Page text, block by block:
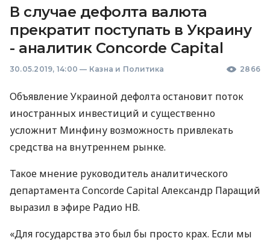
В случае дефолта валюта
прекратит поступать в Украину
- аналитик Concorde Capital
30.05.2019, 14:00 — Казна и Политика 2866
Объявление Украиной дефолта остановит поток
иностранных инвестиций и существенно
усложнит Минфину возможность привлекать
средства на внутреннем рынке.
Такое мнение руководитель аналитического
департамента Concorde Capital Александр Паращий
выразил в эфире Радио НВ.
«Для государства это был бы просто крах. Если мы